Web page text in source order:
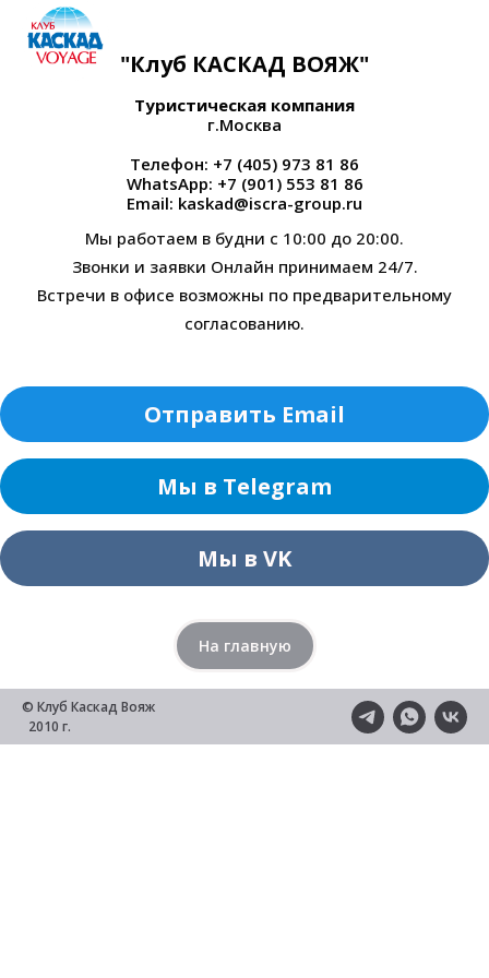
"Клуб КАСКАД ВОЯЖ"
Туристическая компания
г.Москва
Телефон: +7 (405) 973 81 86
WhatsApp: +7 (901) 553 81 86
Email: kaskad@iscra-group.ru
Мы работаем в будни с 10:00 до 20:00.
Звонки и заявки Онлайн принимаем 24/7.
Встречи в офисе возможны по предварительному
согласованию.
Отправить Email
Мы в Telegram
Мы в VK
На главную
© Клуб Каскад Вояж
2010 г.